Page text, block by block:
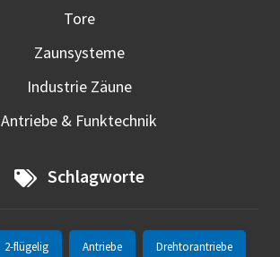
Tore
Zaunsysteme
Industrie Zäune
Antriebe & Funktechnik
Schlagworte
2-flügelig Antriebe Drehtorantriebe